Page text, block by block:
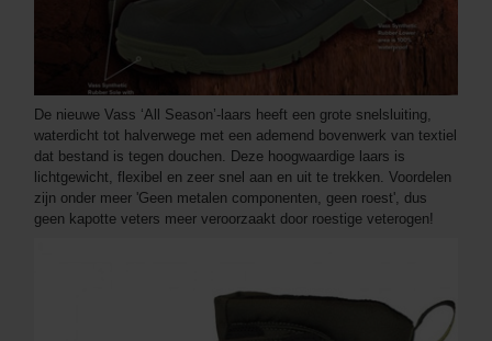
De nieuwe Vass ‘All Season’-laars heeft een grote snelsluiting,
waterdicht tot halverwege met een ademend bovenwerk van textiel
dat bestand is tegen douchen. Deze hoogwaardige laars is
lichtgewicht, flexibel en zeer snel aan en uit te trekken. Voordelen
zijn onder meer 'Geen metalen componenten, geen roest', dus
geen kapotte veters meer veroorzaakt door roestige veterogen!